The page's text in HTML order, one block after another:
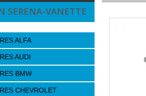
SERENA-VANETTE
ALFA
AUDI
BMW
CHEVROLET